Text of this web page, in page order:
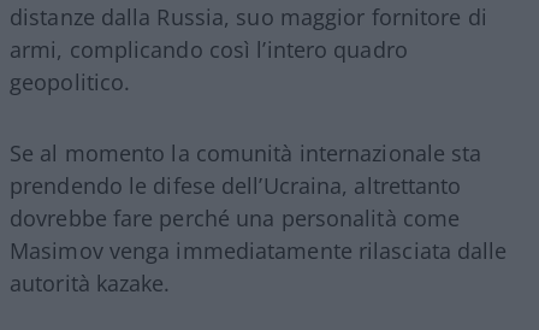
distanze dalla Russia, suo maggior fornitore di
armi, complicando così l’intero quadro
geopolitico.
Se al momento la comunità internazionale sta
prendendo le difese dell’Ucraina, altrettanto
dovrebbe fare perché una personalità come
Masimov venga immediatamente rilasciata dalle
autorità kazake.